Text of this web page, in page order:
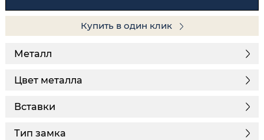
Купить в один клик
Металл
Цвет металла
Вставки
Тип замка